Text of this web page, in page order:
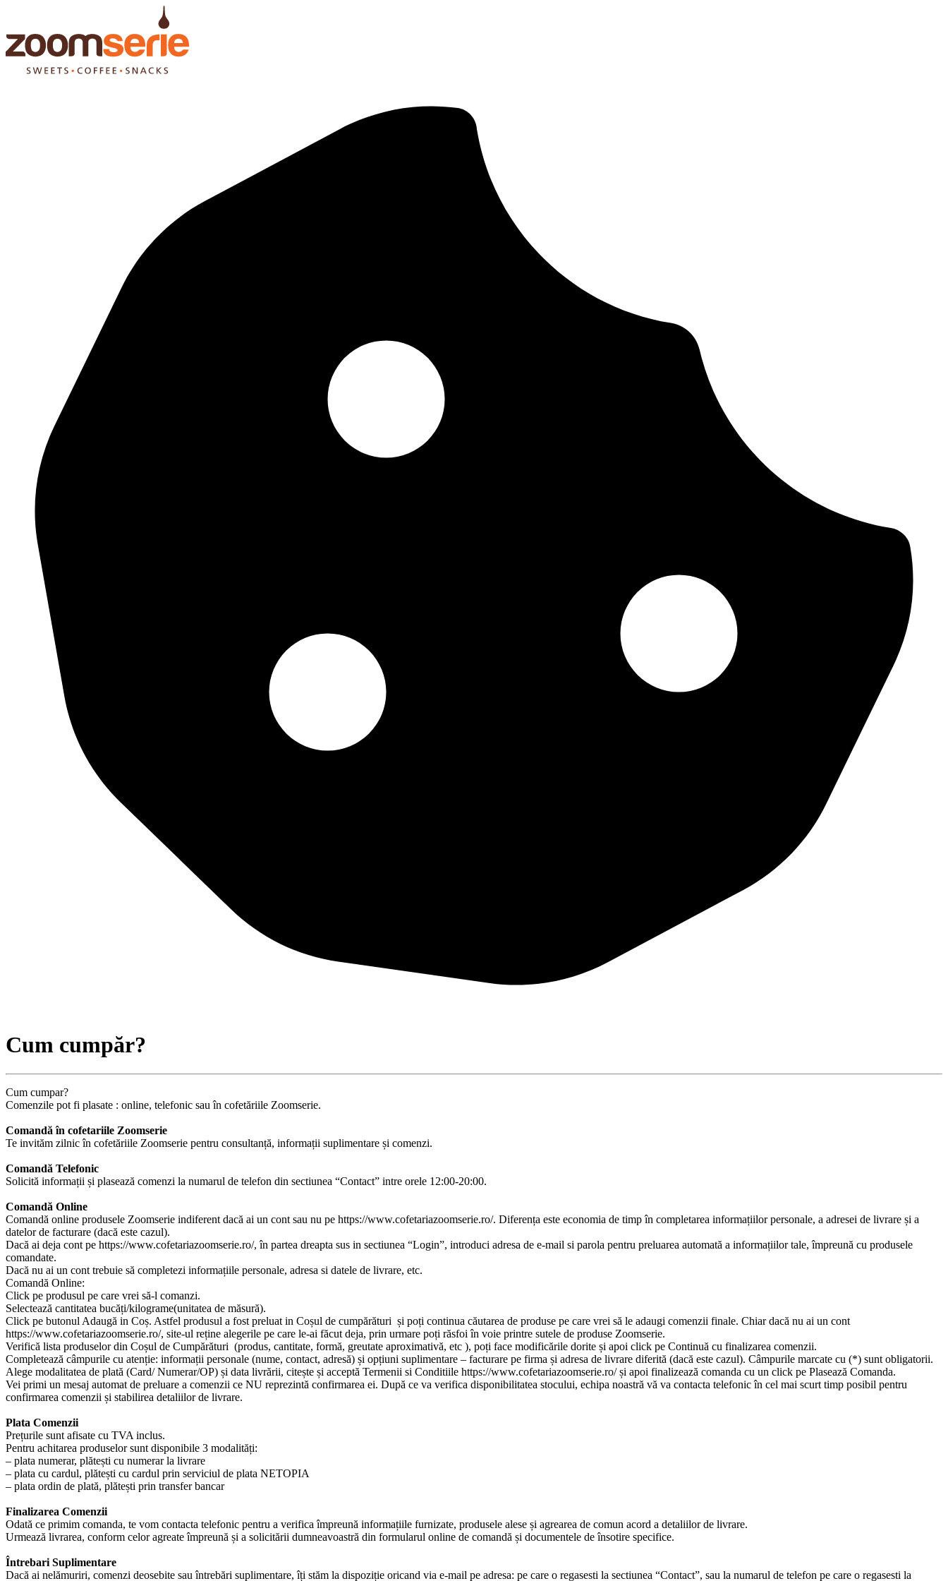
Cum cumpăr?
Cum cumpar?
Comenzile pot fi plasate : online, telefonic sau în cofetăriile Zoomserie.
Comandă în cofetariile Zoomserie
Te invităm zilnic în cofetăriile Zoomserie pentru consultanță, informații suplimentare și comenzi.
Comandă Telefonic
Solicită informații și plasează comenzi la numarul de telefon din sectiunea “Contact” intre orele 12:00-20:00.
Comandă Online
Comandă online produsele Zoomserie indiferent dacă ai un cont sau nu pe https://www.cofetariazoomserie.ro/. Diferența este economia de timp în completarea informațiilor personale, a adresei de livrare și a
datelor de facturare (dacă este cazul).
Dacă ai deja cont pe https://www.cofetariazoomserie.ro/, în partea dreapta sus in sectiunea “Login”, introduci adresa de e-mail si parola pentru preluarea automată a informațiilor tale, împreună cu produsele
comandate.
Dacă nu ai un cont trebuie să completezi informațiile personale, adresa si datele de livrare, etc.
Comandă Online:
Click pe produsul pe care vrei să-l comanzi.
Selectează cantitatea bucăți/kilograme(unitatea de măsură).
Click pe butonul Adaugă in Coș. Astfel produsul a fost preluat in Coșul de cumpărături și poți continua căutarea de produse pe care vrei să le adaugi comenzii finale. Chiar dacă nu ai un cont
https://www.cofetariazoomserie.ro/, site-ul reține alegerile pe care le-ai făcut deja, prin urmare poți răsfoi în voie printre sutele de produse Zoomserie.
Verifică lista produselor din Coșul de Cumpărături (produs, cantitate, formă, greutate aproximativă, etc ), poți face modificările dorite și apoi click pe Continuă cu finalizarea comenzii.
Completează câmpurile cu atenție: informații personale (nume, contact, adresă) și opțiuni suplimentare – facturare pe firma și adresa de livrare diferită (dacă este cazul). Câmpurile marcate cu (*) sunt obligatorii.
Alege modalitatea de plată (Card/ Numerar/OP) și data livrării, citește și acceptă Termenii si Conditiile https://www.cofetariazoomserie.ro/ și apoi finalizează comanda cu un click pe Plasează Comanda.
Vei primi un mesaj automat de preluare a comenzii ce NU reprezintă confirmarea ei. După ce va verifica disponibilitatea stocului, echipa noastră vă va contacta telefonic în cel mai scurt timp posibil pentru
confirmarea comenzii și stabilirea detaliilor de livrare.
Plata Comenzii
Prețurile sunt afisate cu TVA inclus.
Pentru achitarea produselor sunt disponibile 3 modalități:
– plata numerar, plătești cu numerar la livrare
– plata cu cardul, plătești cu cardul prin serviciul de plata NETOPIA
– plata ordin de plată, plătești prin transfer bancar
Finalizarea Comenzii
Odată ce primim comanda, te vom contacta telefonic pentru a verifica împreună informațiile furnizate, produsele alese și agrearea de comun acord a detaliilor de livrare.
Urmează livrarea, conform celor agreate împreună și a solicitării dumneavoastră din formularul online de comandă și documentele de însotire specifice.
Întrebari Suplimentare
Dacă ai nelămuriri, comenzi deosebite sau întrebări suplimentare, îți stăm la dispoziție oricand via e-mail pe adresa: pe care o regasesti la sectiunea “Contact”, sau la numarul de telefon pe care o regasesti la